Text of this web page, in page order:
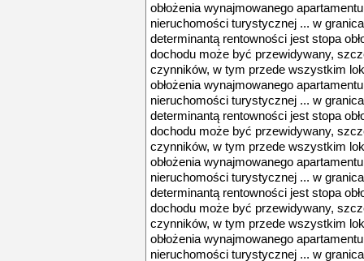
obłożenia wynajmowanego
nieruchomości turystycznej ... w
determinantą rentowności jest stopa
dochodu może być przewidywany,
czynników, w tym przede wszystkim
obłożenia wynajmowanego
nieruchomości turystycznej ... w
determinantą rentowności jest stopa
dochodu może być przewidywany,
czynników, w tym przede wszystkim
obłożenia wynajmowanego
nieruchomości turystycznej ... w
determinantą rentowności jest stopa
dochodu może być przewidywany,
czynników, w tym przede wszystkim
obłożenia wynajmowanego
nieruchomości turystycznej ... w